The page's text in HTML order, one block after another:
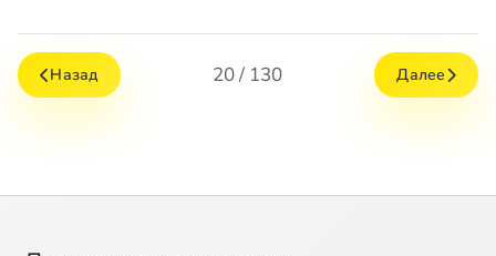
Назад 20 / 130 Далее